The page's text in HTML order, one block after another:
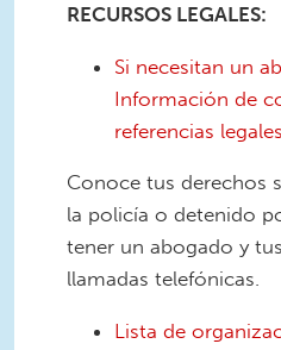
RECURSOS LEGALES:
Si necesitan un
Información de
referencias
Conoce tus derechos
la policía o detenido
tener un abogado y
llamadas telefónicas.
Lista de